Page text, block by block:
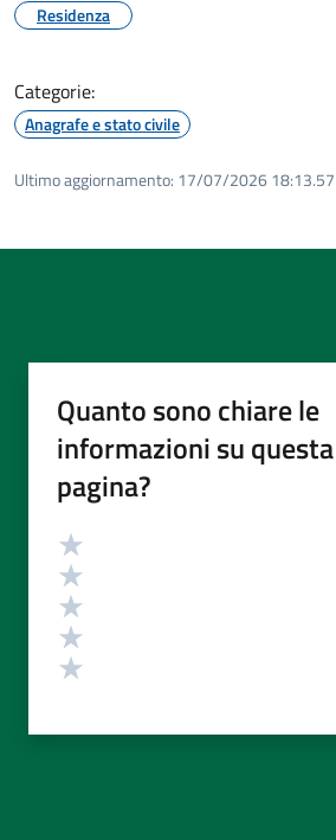
Residenza
Categorie:
Anagrafe e stato civile
Ultimo aggiornamento: 17/07/2026 18:13.57
Quanto sono chiare le
informazioni su questa
pagina?
Valutazione